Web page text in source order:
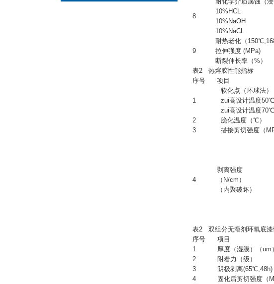
8
10%HCL
10%NaOH
10%NaCL
9
耐热老化（
拉伸强度 (MPa)
断裂伸长率（%）
表2 热熔胶性能指标
序号
项目
1
软化点（环球法）
zui高设计温度
zui高设计温度
2 脆化温度（℃）
3
搭接剪切强度（
4
剥离强度
（N/cm）
（内聚破坏）
表2 双组分无溶剂环氧底漆
序号
项目
1
厚度（湿膜）（um）
2
附着力（级）
3
阴极剥离(65℃,48h)
4
固化后剪切强度（